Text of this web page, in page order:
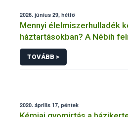
2026. június 29, hétfő
Mennyi élelmiszerhulladék
háztartásokban? A Nébih
TOVÁBB >
2020. április 17, péntek